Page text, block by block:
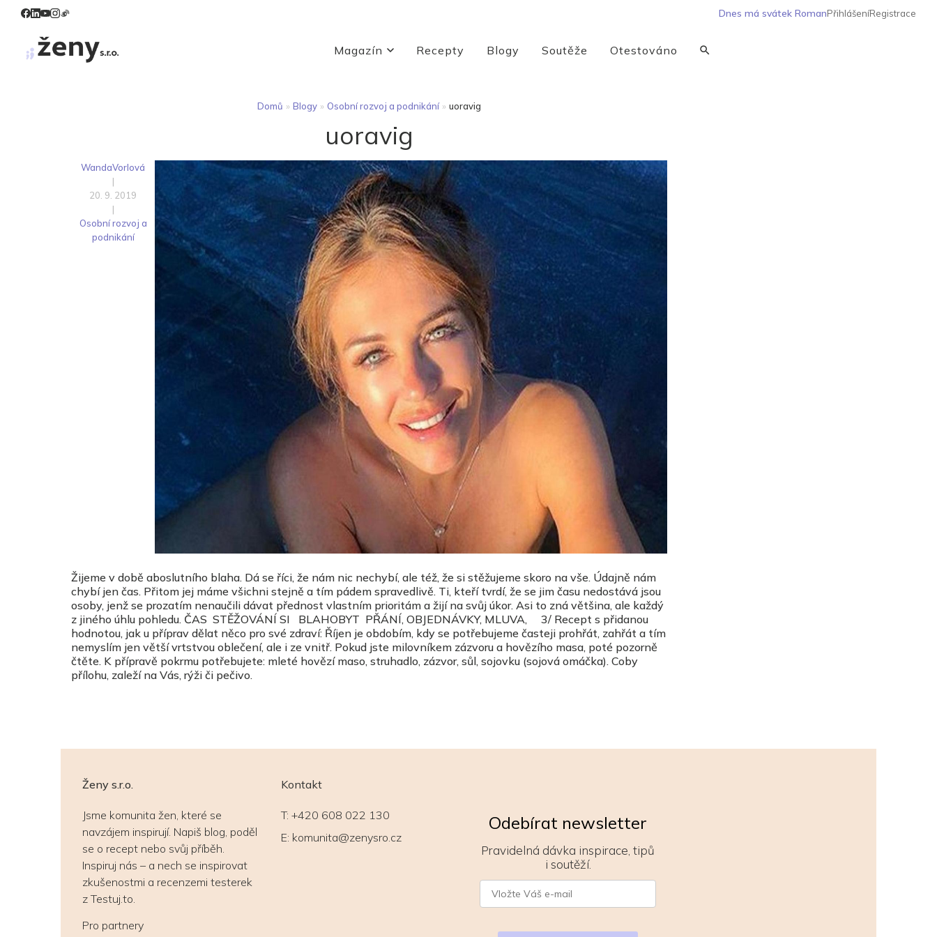
Dnes má svátek RomanPřihlášeníRegistrace
Magazín Recepty Blogy Soutěže Otestováno
Domů » Blogy » Osobní rozvoj a podnikání » uoravig
uoravig
WandaVorlová
|
20. 9. 2019
|
Osobní rozvoj a
podnikání
Žijeme v době aboslutního blaha. Dá se říci, že nám nic nechybí, ale též, že si stěžujeme skoro na vše. Údajně nám
chybí jen čas. Přitom jej máme všichni stejně a tím pádem spravedlivě. Ti, kteří tvrdí, že se jim času nedostává jsou
osoby, jenž se prozatím nenaučili dávat přednost vlastním prioritám a žijí na svůj úkor. Asi to zná většina, ale každý
z jiného úhlu pohledu. ČAS STĚŽOVÁNÍ SI BLAHOBYT PŘÁNÍ, OBJEDNÁVKY, MLUVA, 3/ Recept s přidanou
hodnotou, jak u příprav dělat něco pro své zdraví: Říjen je obdobím, kdy se potřebujeme časteji prohřát, zahřát a tím
nemyslím jen větší vrtstvou oblečení, ale i ze vnitř. Pokud jste milovníkem zázvoru a hovězího masa, poté pozorně
čtěte. K přípravě pokrmu potřebujete: mleté hovězí maso, struhadlo, zázvor, sůl, sojovku (sojová omáčka). Coby
přílohu, zaleží na Vás, rýži či pečivo.
Ženy s.r.o.
Jsme komunita žen, které se
navzájem inspirují. Napiš blog, poděl
se o recept nebo svůj příběh.
Inspiruj nás – a nech se inspirovat
zkušenostmi a recenzemi testerek
z Testuj.to.
Pro partnery
Kontakt
T: +420 608 022 130
E: komunita@zenysro.cz
Odebírat newsletter
Pravidelná dávka inspirace, tipů
i soutěží.